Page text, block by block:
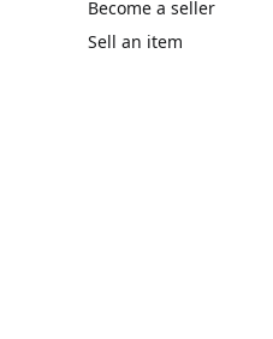
Become a seller
Sell an item